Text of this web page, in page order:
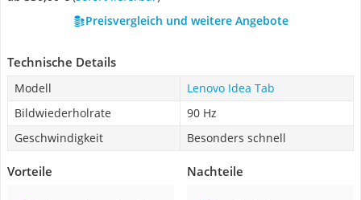
Preisvergleich und weitere Angebote
Technische Details
Modell
Lenovo Idea Tab
Bildwiederholrate
90 Hz
Geschwindigkeit
Besonders schnell
Vorteile Nachteile